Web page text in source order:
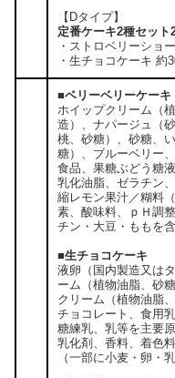
【Dタイプ】
定番ケーキ2種セット
・ストロベリーショ
・生チョコケーキ 約
■ベリーベリーケーキ
ホイップクリーム（
造）、ナパージュ（
桃、砂糖）、砂糖、
糖）、ブルーベリー
食品、果糖ぶどう糖
乳化油脂、ゼラチン
縮レモン果汁／糊料
素、酸味料、ｐＨ調
チン・大豆・ももを含
■生チョコケーキ
液卵（国内製造又は
ーム（植物油脂、砂
クリーム（植物油脂
チョコレート、食用
糖練乳、乳等を主要
乳化剤、香料、着色
（一部に小麦・卵・